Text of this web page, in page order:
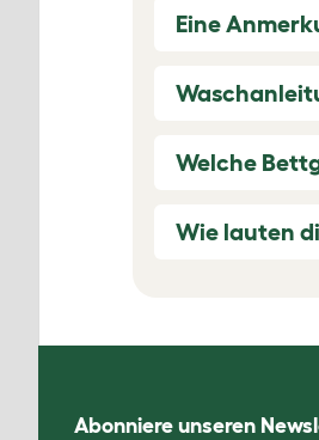
Eine
Welche
Wie lauten
Abonniere unseren